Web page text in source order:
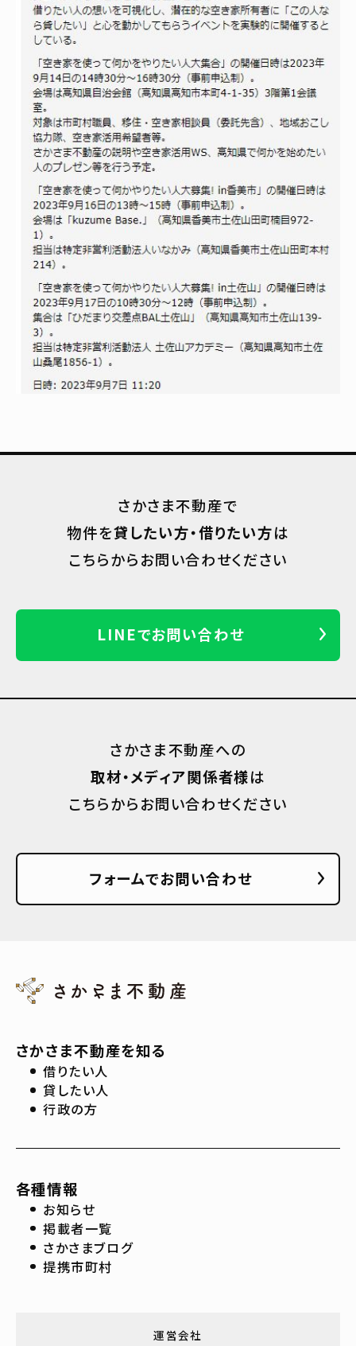
さかさま不動産で
物件を貸したい方・借りたい方は
こちらからお問い合わせください
LINEでお問い合わせ
さかさま不動産への
取材・メディア関係者様は
こちらからお問い合わせください
フォームでお問い合わせ
さかさま不動産を知る
借りたい人
貸したい人
行政の方
各種情報
お知らせ
掲載者一覧
さかさまブログ
提携市町村
運営会社